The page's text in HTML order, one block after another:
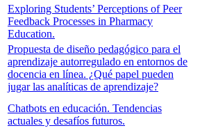
Exploring Students’ Perceptions of Peer
Feedback Processes in Pharmacy
Education.
Propuesta de diseño pedagógico para el
aprendizaje autorregulado en entornos de
docencia en línea. ¿Qué papel pueden
jugar las analíticas de aprendizaje?
Chatbots en educación. Tendencias
actuales y desafíos futuros.